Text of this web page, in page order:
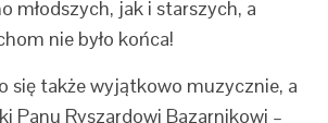
młodszych, jak i starszych, a
nie było końca!
się także wyjątkowo muzycznie, a
Panu Ryszardowi Bazarnikowi –